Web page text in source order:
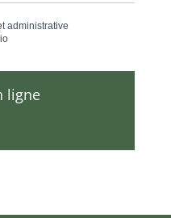
administrative
ligne